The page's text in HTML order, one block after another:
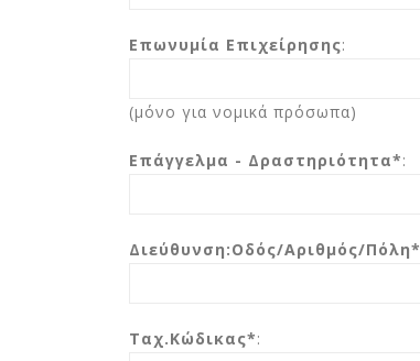
Επωνυμία Επιχείρησης:
(μόνο για νομικά πρόσωπα)
Επάγγελμα - Δραστηριότητα*:
Διεύθυνση:Οδός/Αριθμός/Πόλη*
Ταχ.Κώδικας*: